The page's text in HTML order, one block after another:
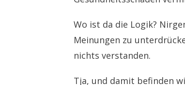
Wo ist da die Logik?
Meinungen zu
nichts verstanden.
Tja, und damit befinden